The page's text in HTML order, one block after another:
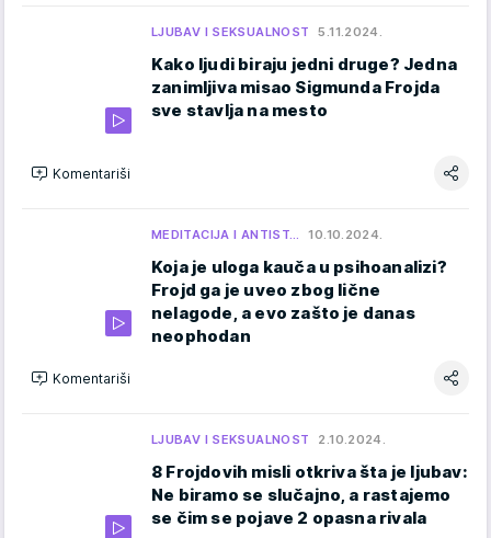
LJUBAV I SEKSUALNOST 5.11.2024.
Kako ljudi biraju jedni druge? Jedna
zanimljiva misao Sigmunda Frojda
sve stavlja na mesto
Komentariši
MEDITACIJA I ANTIST… 10.10.2024.
Koja je uloga kauča u psihoanalizi?
Frojd ga je uveo zbog lične
nelagode, a evo zašto je danas
neophodan
Komentariši
LJUBAV I SEKSUALNOST 2.10.2024.
8 Frojdovih misli otkriva šta je ljubav:
Ne biramo se slučajno, a rastajemo
se čim se pojave 2 opasna rivala